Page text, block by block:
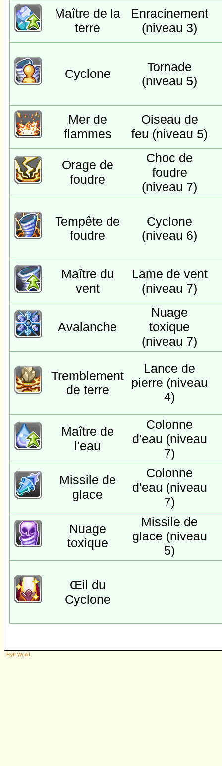
Maître de la
terre
Enracinement
(niveau 3)
Cyclone
Tornade
(niveau 5)
Mer de
flammes
Oiseau de
feu (niveau 5)
Orage de
foudre
Choc de
foudre
(niveau 7)
Tempête de
foudre
Cyclone
(niveau 6)
Maître du
vent
Lame de vent
(niveau 7)
Avalanche
Nuage
toxique
(niveau 7)
Tremblement
de terre
Lance de
pierre (niveau
4)
Maître de
l'eau
Colonne
d'eau (niveau
7)
Missile de
glace
Colonne
d'eau (niveau
7)
Nuage
toxique
Missile de
glace (niveau
5)
Œil du
Cyclone
Flyff World